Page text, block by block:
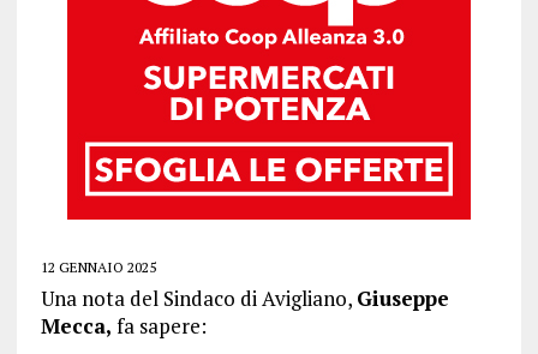
12 GENNAIO 2025
Una nota del Sindaco di Avigliano, Giuseppe
Mecca, fa sapere: